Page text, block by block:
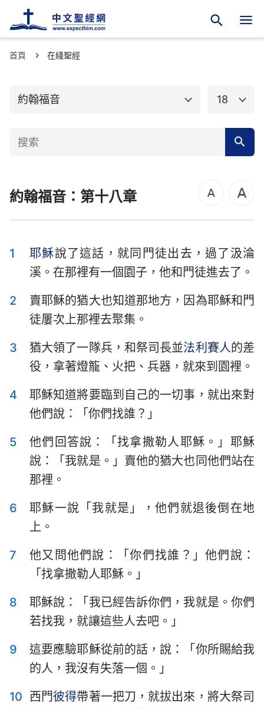
首頁 在綫聖經
約翰福音
舊約聖經
馬太福音
使徒行傳
加拉太書
帖撒羅尼迦前書 帖撒羅尼迦後書
提摩太前書 提摩太後書
提多書 腓利門書
彼得前書 彼得後書
約翰三書 猶大書
啟示錄
18
約翰福音：第十八章
1 耶穌說了這話，就同門徒出去，過了汲淪
溪。在那裡有一個園子，他和門徒進去了。
2
賣耶穌的猶大也知道那地方，因為耶穌和門
徒屢次上那裡去聚集。
3
猶大領了一隊兵，和祭司長並法利賽人的差
役，拿著燈籠、火把、兵器，就來到園裡。
4
耶穌知道將要臨到自己的一切事，就出來對
他們說：「你們找誰？」
5
他們回答說：「找拿撒勒人耶穌。」耶穌
說：「我就是。」賣他的猶大也同他們站在
那裡。
6
耶穌一說「我就是」，他們就退後倒在地
上。
7
他又問他們說：「你們找誰？」他們說：
「找拿撒勒人耶穌。」
8
耶穌說：「我已經告訴你們，我就是。你們
若找我，就讓這些人去吧。」
9
這要應驗耶穌從前的話，說：「你所賜給我
的人，我沒有失落一個。」
10 西門彼得帶著一把刀，就拔出來，將大祭司